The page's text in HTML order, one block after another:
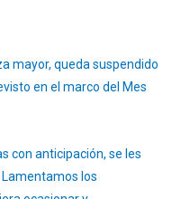
mayor, queda suspendido
en el marco del Mes
con anticipación, se les
los